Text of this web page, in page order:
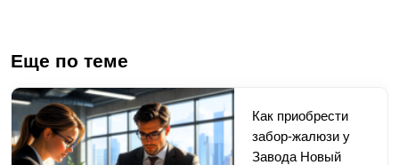
Еще по теме
Как приобрести
забор-жалюзи у
Завода Новый